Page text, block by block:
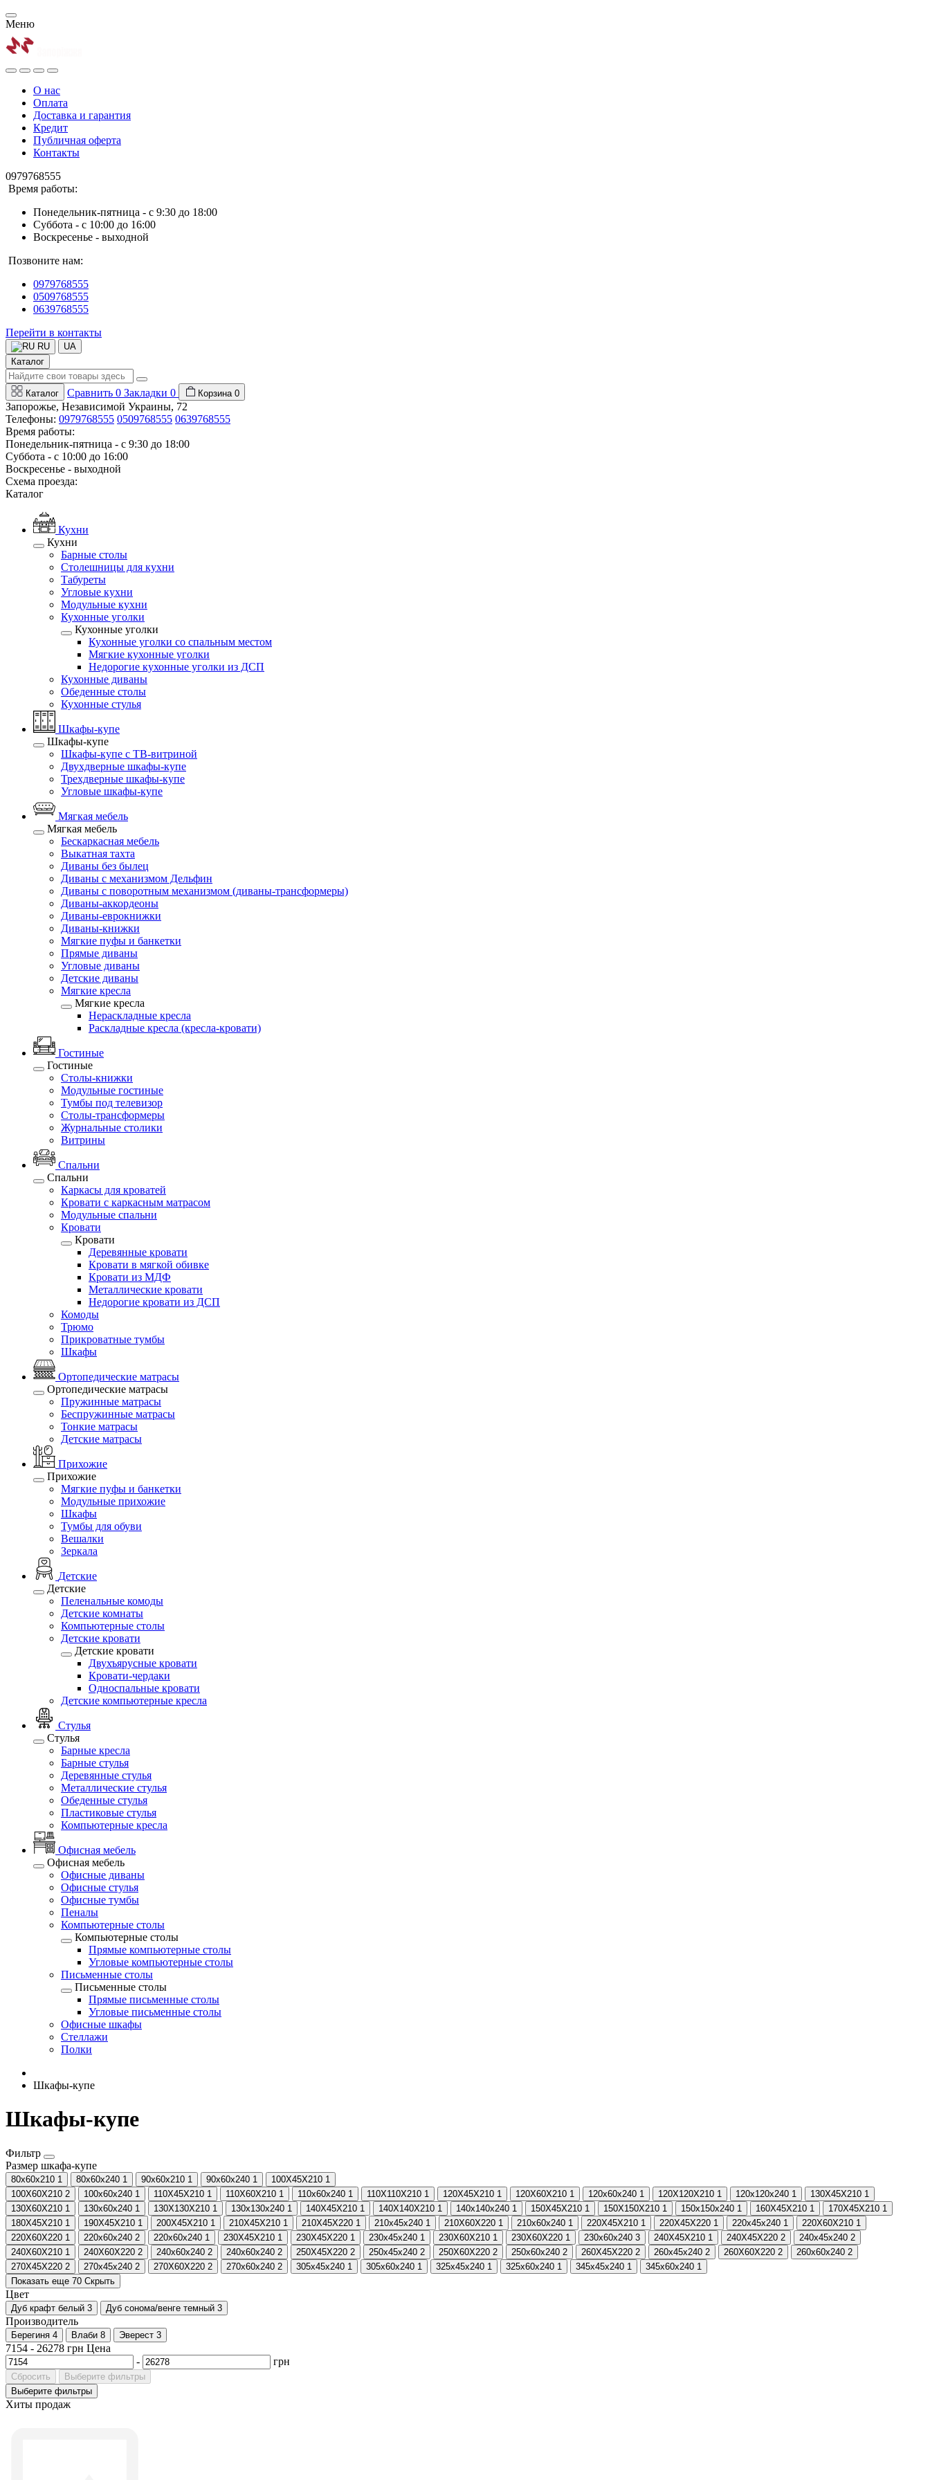
Меню
О нас
Оплата
Доставка и гарантия
Кредит
Публичная оферта
Контакты
0979768555
Время работы:
Понедельник-пятница - с 9:30 до 18:00
Суббота - с 10:00 до 16:00
Воскресенье - выходной
Позвоните нам:
0979768555
0509768555
0639768555
Перейти в контакты
RU
UA
Каталог
Каталог Сравнить 0 Закладки 0 Корзина 0
Запорожье, Независимой Украины, 72
Телефоны: 0979768555 0509768555 0639768555
Время работы:
Понедельник-пятница - с 9:30 до 18:00
Суббота - с 10:00 до 16:00
Воскресенье - выходной
Схема проезда:
Каталог
Кухни
Кухни
Барные столы
Столешницы для кухни
Табуреты
Угловые кухни
Модульные кухни
Кухонные уголки
Кухонные уголки
Кухонные уголки со спальным местом
Мягкие кухонные уголки
Недорогие кухонные уголки из ДСП
Кухонные диваны
Обеденные столы
Кухонные стулья
Шкафы-купе
Шкафы-купе
Шкафы-купе с ТВ-витриной
Двухдверные шкафы-купе
Трехдверные шкафы-купе
Угловые шкафы-купе
Мягкая мебель
Мягкая мебель
Бескаркасная мебель
Выкатная тахта
Диваны без былец
Диваны с механизмом Дельфин
Диваны с поворотным механизмом (диваны-трансформеры)
Диваны-аккордеоны
Диваны-еврокнижки
Диваны-книжки
Мягкие пуфы и банкетки
Прямые диваны
Угловые диваны
Детские диваны
Мягкие кресла
Мягкие кресла
Нераскладные кресла
Раскладные кресла (кресла-кровати)
Гостиные
Гостиные
Столы-книжки
Модульные гостиные
Тумбы под телевизор
Столы-трансформеры
Журнальные столики
Витрины
Спальни
Спальни
Каркасы для кроватей
Кровати с каркасным матрасом
Модульные спальни
Кровати
Кровати
Деревянные кровати
Кровати в мягкой обивке
Кровати из МДФ
Металлические кровати
Недорогие кровати из ДСП
Комоды
Трюмо
Прикроватные тумбы
Шкафы
Ортопедические матрасы
Ортопедические матрасы
Пружинные матрасы
Беспружинные матрасы
Тонкие матрасы
Детские матрасы
Прихожие
Прихожие
Мягкие пуфы и банкетки
Модульные прихожие
Шкафы
Тумбы для обуви
Вешалки
Зеркала
Детские
Детские
Пеленальные комоды
Детские комнаты
Компьютерные столы
Детские кровати
Детские кровати
Двухъярусные кровати
Кровати-чердаки
Односпальные кровати
Детские компьютерные кресла
Стулья
Стулья
Барные кресла
Барные стулья
Деревянные стулья
Металлические стулья
Обеденные стулья
Пластиковые стулья
Компьютерные кресла
Офисная мебель
Офисная мебель
Офисные диваны
Офисные стулья
Офисные тумбы
Пеналы
Компьютерные столы
Компьютерные столы
Прямые компьютерные столы
Угловые компьютерные столы
Письменные столы
Письменные столы
Прямые письменные столы
Угловые письменные столы
Офисные шкафы
Стеллажи
Полки
Шкафы-купе
Шкафы-купе
Фильтр
Размер шкафа-купе
80х60х210 1 80х60х240 1 90х60х210 1 90х60х240 1 100Х45Х210 1
100Х60Х210 2 100х60х240 1 110Х45Х210 1 110Х60Х210 1 110х60х240 1 110Х110Х210 1 120Х45Х210 1 120Х60Х210 1 120х60х240 1 120Х120Х210 1 120х120х240 1 130Х45Х210 1
130Х60Х210 1 130х60х240 1 130Х130Х210 1 130х130х240 1 140Х45Х210 1 140Х140Х210 1 140х140х240 1 150Х45Х210 1 150Х150Х210 1 150х150х240 1 160Х45Х210 1 170Х45Х210 1
180Х45Х210 1 190Х45Х210 1 200Х45Х210 1 210Х45Х210 1 210Х45Х220 1 210х45х240 1 210Х60Х220 1 210х60х240 1 220Х45Х210 1 220Х45Х220 1 220х45х240 1 220Х60Х210 1
220Х60Х220 1 220х60х240 2 220х60х240 1 230Х45Х210 1 230Х45Х220 1 230х45х240 1 230Х60Х210 1 230Х60Х220 1 230х60х240 3 240Х45Х210 1 240Х45Х220 2 240х45х240 2
240Х60Х210 1 240Х60Х220 2 240х60х240 2 240х60х240 2 250Х45Х220 2 250х45х240 2 250Х60Х220 2 250х60х240 2 260Х45Х220 2 260х45х240 2 260Х60Х220 2 260х60х240 2
270Х45Х220 2 270х45х240 2 270Х60Х220 2 270х60х240 2 305х45х240 1 305х60х240 1 325х45х240 1 325х60х240 1 345х45х240 1 345х60х240 1
Показать еще 70 Скрыть
Цвет
Дуб крафт белый 3 Дуб сонома/венге темный 3
Производитель
Берегиня 4 Влаби 8 Эверест 3
7154 - 26278 грн Цена
-
грн
Сбросить
Выберите фильтры
Выберите фильтры
Хиты продаж